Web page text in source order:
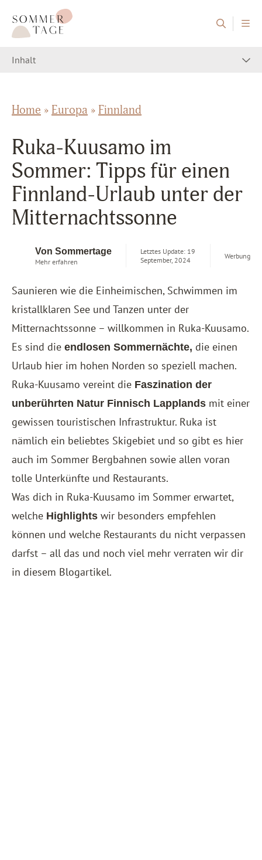
Zum Inhalt springen
Sommertage - Der Reiseblog aus Österreich
Inhalt
Home » Europa » Finnland
Ruka-Kuusamo im
Sommer: Tipps für einen
Finnland-Urlaub unter der
Mitternachtssonne
Von Sommertage
Mehr erfahren
Letztes Update: 19
September, 2024
Werbung
Saunieren wie die Einheimischen, Schwimmen im
kristallklaren See und Tanzen unter der
Mitternachtssonne – willkommen in Ruka-Kuusamo.
Es sind die endlosen Sommernächte, die einen
Urlaub hier im hohen Norden so speziell machen.
Ruka-Kuusamo vereint die Faszination der
unberührten Natur Finnisch Lapplands mit einer
gewissen touristischen Infrastruktur. Ruka ist
nämlich ein beliebtes Skigebiet und so gibt es hier
auch im Sommer Bergbahnen sowie allen voran
tolle Unterkünfte und Restaurants.
Was dich in Ruka-Kuusamo im Sommer erwartet,
welche Highlights wir besonders empfehlen
können und welche Restaurants du nicht verpassen
darfst – all das und noch viel mehr verraten wir dir
in diesem Blogartikel.